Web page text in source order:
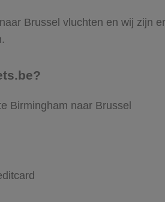
Brussel vluchten en wij zijn
Birmingham naar Brussel